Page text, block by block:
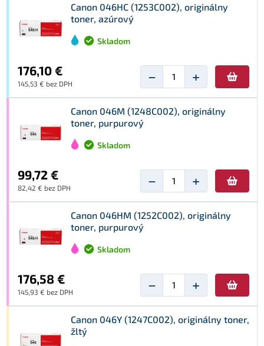
Canon 046HC (1253C002), originálny
toner, azúrový
Skladom
176,10 €
145,53 € bez DPH − +
Canon 046M (1248C002), originálny
toner, purpurový
Skladom
99,72 €
82,42 € bez DPH − +
Canon 046HM (1252C002), originálny
toner, purpurový
Skladom
176,58 €
145,93 € bez DPH − +
Canon 046Y (1247C002), originálny toner,
žltý